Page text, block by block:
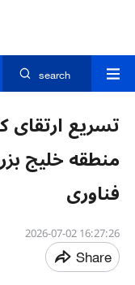
search
تسریع
منطقه خلیج
فناوری
16:27:26 2026-07-02
Share